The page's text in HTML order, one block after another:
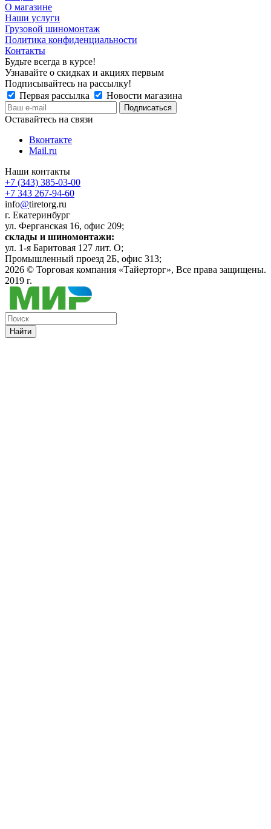
О магазине
Наши услуги
Грузовой шиномонтаж
Политика конфиденциальности
Контакты
Будьте всегда в курсе!
Узнавайте о скидках и акциях первым
Подписывайтесь на рассылку!
Первая рассылка
Новости магазина
Оставайтесь на связи
Вконтакте
Mail.ru
Наши контакты
+7 (343) 385-03-00
+7 343 267-94-60
info@tiretorg.ru
г. Екатеринбург
ул. Ферганская 16, офис 209;
склады и шиномонтажи:
ул. 1-я Баритовая 127 лит. О;
Промышленный проезд 2Б, офис 313;
2026 © Торговая компания «Тайерторг», Все права защищены.
2019 г.
Найти